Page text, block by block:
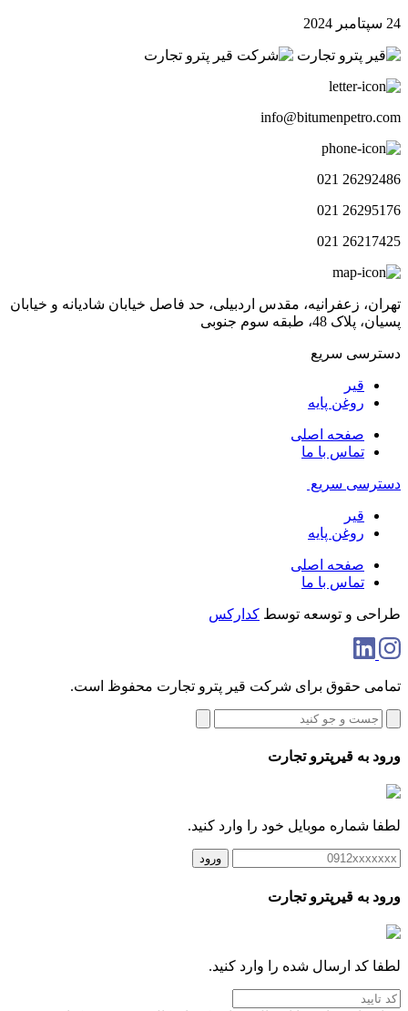
24 سپتامبر 2024
info@bitumenpetro.com
26292486 021
26295176 021
26217425 021
تهران، زعفرانیه، مقدس اردبیلی، حد فاصل خیابان شادیانه و خیابان
پسیان، پلاک 48، طبقه سوم جنوبی
دسترسی سریع
قیر
روغن پایه
صفحه اصلی
تماس با ما
دسترسی سریع
قیر
روغن پایه
صفحه اصلی
تماس با ما
طراحی و توسعه توسط کدارکس
تمامی حقوق برای شرکت قیر پترو تجارت محفوظ است.
ورود به قیرپترو تجارت
لطفا شماره موبایل خود را وارد کنید.
ورود
ورود به قیرپترو تجارت
لطفا کد ارسال شده را وارد کنید.